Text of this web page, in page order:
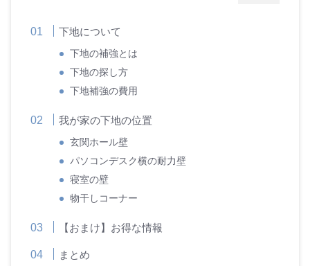
下地について
下地の補強とは
下地の探し方
下地補強の費用
我が家の下地の位置
玄関ホール壁
パソコンデスク横の耐力壁
寝室の壁
物干しコーナー
【おまけ】お得な情報
まとめ